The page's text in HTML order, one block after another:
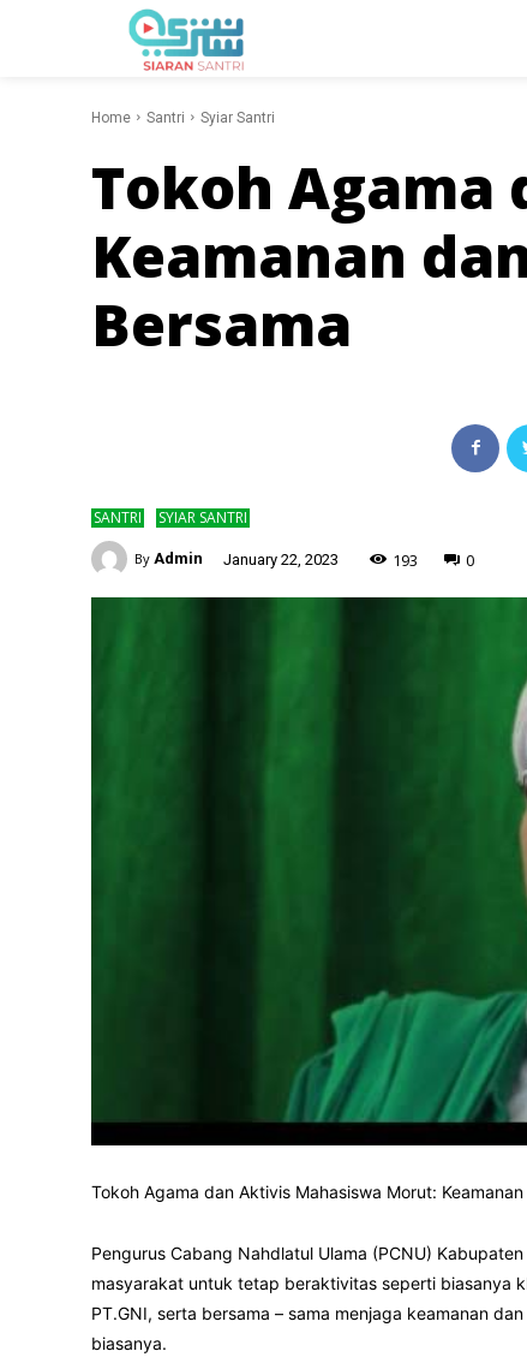
Home Santri Syiar Santri
Tokoh
Keamanan
Bersama
SANTRI SYIAR SANTRI
By Admin January 22, 2023 193 0
Tokoh Agama dan Aktivis Mahasiswa Morut:
Pengurus Cabang Nahdlatul Ulama (PCNU)
masyarakat untuk tetap beraktivitas seperti biasanya
PT.GNI, serta bersama – sama menjaga keamanan
biasanya.